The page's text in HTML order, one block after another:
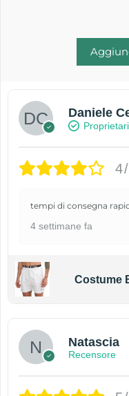
Daniele
tempi di consegna
4 settimane fa
Costume
Natascia
Recensore